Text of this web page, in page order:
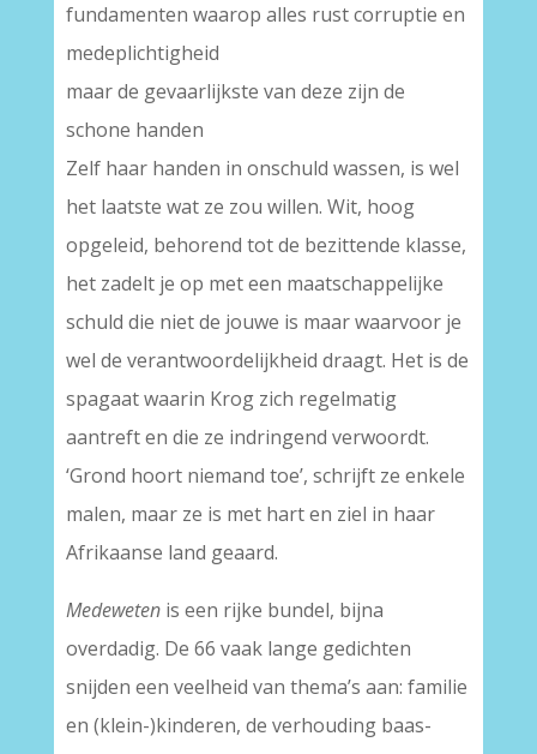
fundamenten waarop alles rust corruptie en
medeplichtigheid
maar de gevaarlijkste van deze zijn de
schone handen
Zelf haar handen in onschuld wassen, is wel
het laatste wat ze zou willen. Wit, hoog
opgeleid, behorend tot de bezittende klasse,
het zadelt je op met een maatschappelijke
schuld die niet de jouwe is maar waarvoor je
wel de verantwoordelijkheid draagt. Het is de
spagaat waarin Krog zich regelmatig
aantreft en die ze indringend verwoordt.
‘Grond hoort niemand toe’, schrijft ze enkele
malen, maar ze is met hart en ziel in haar
Afrikaanse land geaard.
Medeweten is een rijke bundel, bijna
overdadig. De 66 vaak lange gedichten
snijden een veelheid van thema’s aan: familie
en (klein-)kinderen, de verhouding baas-